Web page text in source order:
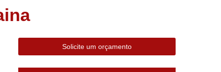
Comercial
Residencial
Porta Ferro Automática
Aço
Solicite um orçamento